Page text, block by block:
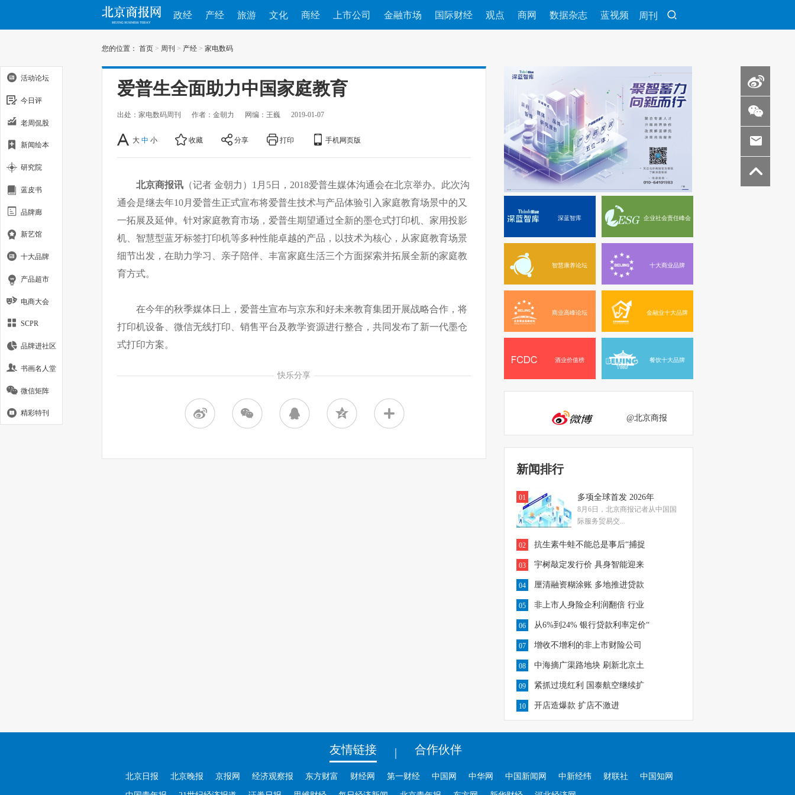
政经 产经 旅游 文化 商经 上市公司 金融市场 国际财经 观点 商网 数据杂志 蓝视频 周刊
您的位置： 首页 > 周刊 > 产经 > 家电数码
爱普生全面助力中国家庭教育
出处：家电数码周刊 作者：金朝力 网编：王巍 2019-01-07
大 中 小 收藏 分享 打印 手机网页版
北京商报讯 （记者 金朝力）1月5日，2018爱普生媒体沟通会在北京举办。此次沟
通会是继去年10月爱普生正式宣布将爱普生技术与产品体验引入家庭教育场景中的又
一拓展及延伸。针对家庭教育市场，爱普生期望通过全新的墨仓式打印机、家用投影
机、智慧型蓝牙标签打印机等多种性能卓越的产品，以技术为核心，从家庭教育场景
细节出发，在助力学习、亲子陪伴、丰富家庭生活三个方面探索并拓展全新的家庭教
育方式。
在今年的秋季媒体日上，爱普生宣布与京东和好未来教育集团开展战略合作，将
打印机设备、微信无线打印、销售平台及教学资源进行整合，共同发布了新一代墨仓
式打印方案。
快乐分享
深蓝智库 企业社会责任峰会
智慧康养论坛 十大商业品牌
商业高峰论坛 金融业十大品牌
酒业价值榜 餐饮十大品牌
@北京商报
新闻排行
01 多项全球首发 2026年
8月6日，北京商报记者从中国国
际服务贸易交...
02 抗生素牛蛙不能总是事后“捕捉
03 宇树敲定发行价 具身智能迎来
04 厘清融资糊涂账 多地推进贷款
05 非上市人身险企利润翻倍 行业
06 从6%到24% 银行贷款利率定价“
07 增收不增利的非上市财险公司
08 中海摘广渠路地块 刷新北京土
09 紧抓过境红利 国泰航空继续扩
10 开店造爆款 扩店不激进
友情链接 | 合作伙伴
北京日报 北京晚报 京报网 经济观察报 东方财富 财经网 第一财经 中国网 中华网 中国新闻网 中新经纬 财联社 中国知网
活动论坛
今日评
老周侃股
新闻绘本
研究院
蓝皮书
品牌廊
新艺馆
十大品牌
产品超市
电商大会
SCPR
品牌进社区
书画名人堂
微信矩阵
精彩特刊